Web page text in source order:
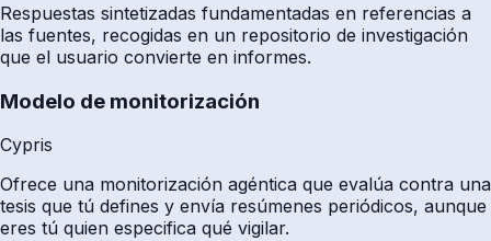
Respuestas sintetizadas fundamentadas en referencias a
las fuentes, recogidas en un repositorio de investigación
que el usuario convierte en informes.
Modelo de monitorización
Cypris
Ofrece una monitorización agéntica que evalúa contra una
tesis que tú defines y envía resúmenes periódicos, aunque
eres tú quien especifica qué vigilar.